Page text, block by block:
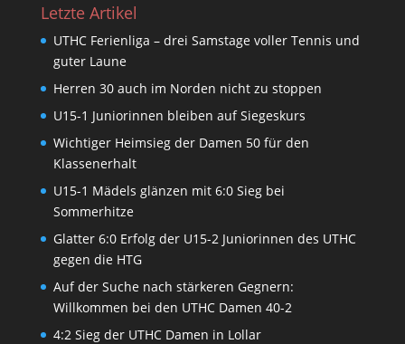
Letzte Artikel
UTHC Ferienliga – drei Samstage voller Tennis und
guter Laune
Herren 30 auch im Norden nicht zu stoppen
U15-1 Juniorinnen bleiben auf Siegeskurs
Wichtiger Heimsieg der Damen 50 für den
Klassenerhalt
U15-1 Mädels glänzen mit 6:0 Sieg bei
Sommerhitze
Glatter 6:0 Erfolg der U15-2 Juniorinnen des UTHC
gegen die HTG
Auf der Suche nach stärkeren Gegnern:
Willkommen bei den UTHC Damen 40-2
4:2 Sieg der UTHC Damen in Lollar